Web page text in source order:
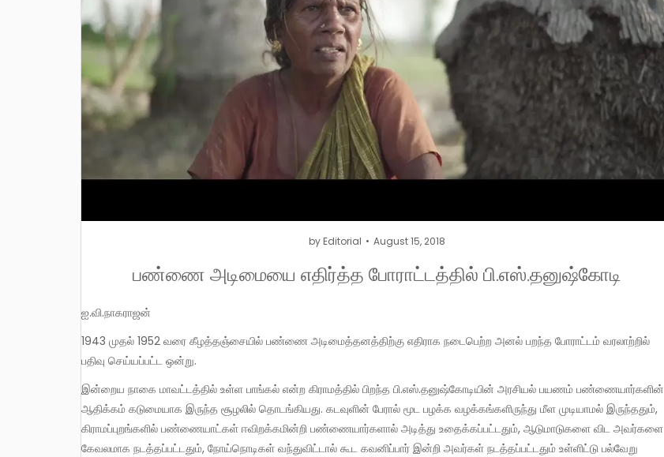
by Editorial August 15, 2018
பண்ணை அடிமையை எதிர்த்த போராட்டத்தில் பி.எஸ்.தனுஷ்கோடி
ஐ.வி.நாகராஜன்
1943 முதல் 1952 வரை கீழத்தஞ்சையில் பண்ணை அடிமைத்தனத்திற்கு எதிராக நடைபெற்ற அனல் பறந்த போராட்டம் வரலாற்றில்
பதிவு செய்யப்பட்ட ஒன்று.
இன்றைய நாகை மாவட்டத்தில் உள்ள பாங்கல் என்ற கிராமத்தில் பிறந்த பி.எஸ்.தனுஷ்கோடியின் அரசியல் பயணம் பண்ணையார்களின்
ஆதிக்கம் கடுமையாக இருந்த சூழலில் தொடங்கியது. கடவுளின் பேரால் மூட பழக்க வழக்கங்களிருந்து மீள முடியாமல் இருந்ததும்,
கிராமப்புறங்களில் பண்ணையாட்கள் ஈவிறக்கமின்றி பண்ணையார்களால் அடித்து உதைக்கப்பட்டதும், ஆடுமாடுகளை விட அவர்களை
கேவலமாக நடத்தப்பட்டதும், நோய்நொடிகள் வந்துவிட்டால் கூட கவனிப்பார் இன்றி அவர்கள் நடத்தப்பட்டதும் உள்ளிட்டு பல்வேறு